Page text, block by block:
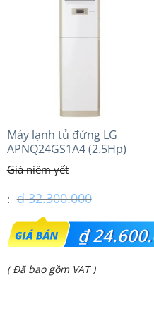
Máy lạnh tủ đứng LG
APNQ24GS1A4 (2.5Hp)
Inverter
₫32.300.000
Giá
gốc
là:
₫
Giá
( Đã bao gồm VAT )